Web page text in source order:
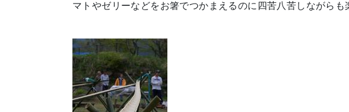
マトやゼリーなどをお箸でつかまえるのに四苦八苦しながらも